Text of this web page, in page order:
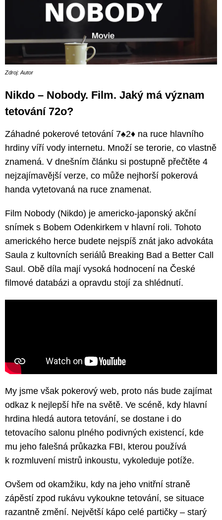
Zdroj: Autor
Nikdo – Nobody. Film. Jaký má význam
tetování 72o?
Záhadné pokerové tetování 7♠️2♦️ na ruce hlavního
hrdiny víří vody internetu. Množí se terorie, co vlastně
znamená. V dnešním článku si postupně přečtěte 4
nejzajímavější verze, co může nejhorší pokerová
handa vytetovaná na ruce znamenat.
Film Nobody (Nikdo) je americko-japonský akční
snímek s Bobem Odenkirkem v hlavní roli. Tohoto
amerického herce budete nejspíš znát jako advokáta
Saula z kultovních seriálů Breaking Bad a Better Call
Saul. Obě díla mají vysoká hodnocení na České
filmové databázi a opravdu stojí za shlédnutí.
My jsme však pokerový web, proto nás bude zajímat
odkaz k nejlepší hře na světě. Ve scéně, kdy hlavní
hrdina hledá autora tetování, se dostane i do
tetovacího salonu plného podivných existencí, kde
mu jeho falešná průkazka FBI, kterou používá
k rozmluvení mistrů inkoustu, vykoleduje potíže.
Ovšem od okamžiku, kdy na jeho vnitřní straně
zápěstí zpod rukávu vykoukne tetování, se situace
razantně změní. Největší kápo celé partičky – starý